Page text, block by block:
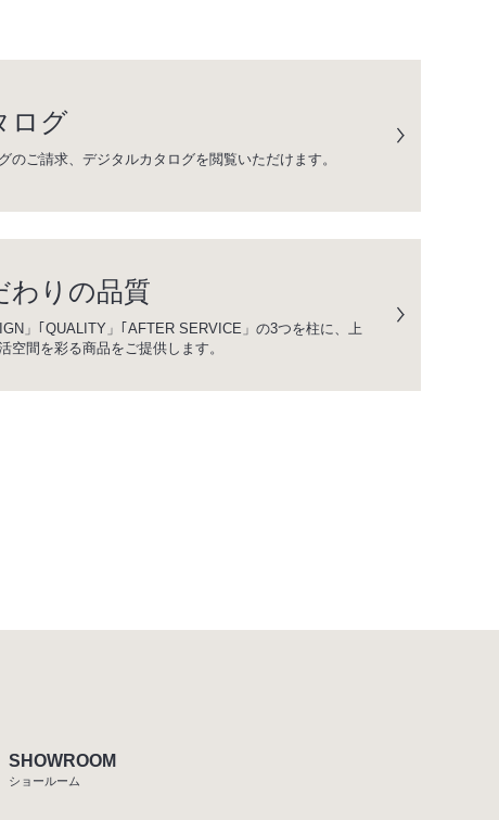
ログ
のご請求、デジタルカタログを閲覧いただけます。
わりの品質
」｢QUALITY」｢AFTER SERVICE」の3つを柱に、上
空間を彩る商品をご提供します。
SHOWROOM
ショールーム